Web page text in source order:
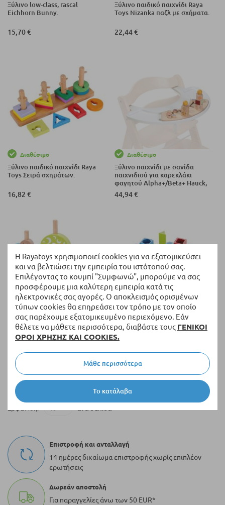
Η Rayatoys χρησιμοποιεί cookies για να εξατομικεύσει
και να βελτιώσει την εμπειρία του ιστότοπού σας.
Επιλέγοντας το κουμπί "Συμφωνώ", μπορούμε να σας
προσφέρουμε μια καλύτερη εμπειρία κατά τις
ηλεκτρονικές σας αγορές. Ο αποκλεισμός ορισμένων
τύπων cookies θα επηρεάσει τον τρόπο με τον οποίο
σας παρέχουμε εξατομικευμένο περιεχόμενο. Εάν
θέλετε να μάθετε περισσότερα, διαβάστε τους ΓΕΝΙΚΟΙ
ΟΡΟΙ ΧΡΗΣΗΣ ΚΑΙ COOKIES.
Το κατάλαβα
Μάθε περισσότερα
Ξύλινο low-class, rascal
Eichhorn Bunny.
15,70 €
Ξύλινο παιδικό παιχνίδι Raya
Toys Nizanka παζλ με σχήματα.
22,44 €
Διαθέσιμο
Ξύλινο παιδικό παιχνίδι Raya
Toys Σειρά σχημάτων.
16,82 €
Διαθέσιμο
Ξύλινο παιχνίδι με σανίδα
παιχνιδιού για καρεκλάκι
φαγητού Alpha+/Beta+ Hauck,
Giraffe, Play Moving
44,94 €
Διαθέσιμο
Ξύλινο βρεφικό παιχνίδι Raya
Toys Ημέρα & Νύχτα, 48
16,15 €
Eιδική τιμή
Διαθέσιμο
Φιγούρες ξύλινες για
τοποθέτηση ανάλογα με το
and Doug 10582
Επιστροφή και ανταλλαγή
14 ημέρες δικαίωμα επιστροφής χωρίς επιπλέον
ερωτήσεις
Δωρεάν αποστολή
Για παραγγελίες άνω των 50 EUR*